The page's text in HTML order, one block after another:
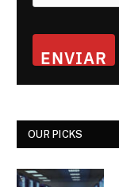
ENVIAR
OUR PICKS